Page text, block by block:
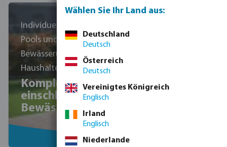
Individuell konfigurierbare PP-
Pools und
Bewässerungslösungen für
Haushalte
Komplettinstallationen
einschließlich Pool- und
Bewässerungssysteme
Wählen Sie Ihr Land aus:
Deutschland
Deutsch
Österreich
Deutsch
Vereinigtes Königreich
Englisch
Irland
Englisch
Niederlande